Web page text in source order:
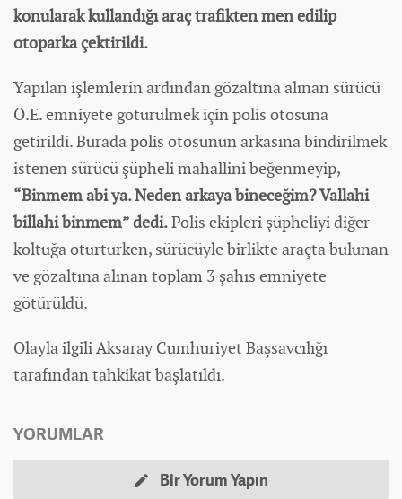
konularak kullandığı araç trafikten men edilip
otoparka çektirildi.
Yapılan işlemlerin ardından gözaltına alınan sürücü
Ö.E. emniyete götürülmek için polis otosuna
getirildi. Burada polis otosunun arkasına bindirilmek
istenen sürücü şüpheli mahallini beğenmeyip,
“Binmem abi ya. Neden arkaya bineceğim? Vallahi
billahi binmem” dedi.Polis ekipleri şüpheliyi diğer
koltuğa oturturken, sürücüyle birlikte araçta bulunan
ve gözaltına alınan toplam 3 şahıs emniyete
götürüldü.
Olayla ilgili Aksaray Cumhuriyet Başsavcılığı
tarafından tahkikat başlatıldı.
YORUMLAR
Bir Yorum Yapın